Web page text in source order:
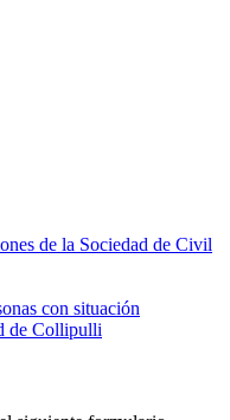
de la Sociedad de Civil
con situación
de Collipulli